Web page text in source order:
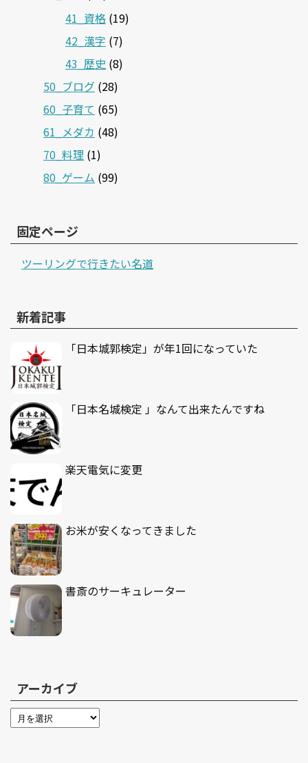
41_資格 (19)
42_漢字 (7)
43_歴史 (8)
50_ブログ (28)
60_子育て (65)
61_メダカ (48)
70_料理 (1)
80_ゲーム (99)
固定ページ
ツーリングで行きたい名道
新着記事
「日本城郭検定」が年1回になっていた
「日本名城検定 」なんて出来たんですね
楽天電気に変更
お米が安くなってきました
書斎のサーキュレーター
アーカイブ